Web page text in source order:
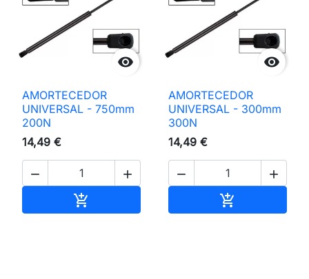

AMORTECEDOR
UNIVERSAL - 750mm
200N
14,49 €
 


AMORTECEDOR
UNIVERSAL - 300mm
300N
14,49 €
 
